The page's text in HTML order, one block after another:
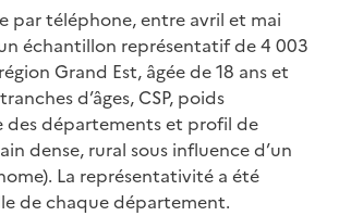
par téléphone, entre avril et mai
échantillon représentatif de 4 003
Grand Est, âgée de 18 ans et
d’âges, CSP, poids
des départements et profil de
dense, rural sous influence d’un
La représentativité a été
de chaque département.